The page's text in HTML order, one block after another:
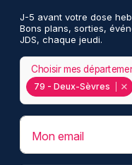
J-5 avant votre dose
Bons plans, sorties,
JDS, chaque jeudi.
79 - Deux-Sèvres
Choisir mes
Mon email